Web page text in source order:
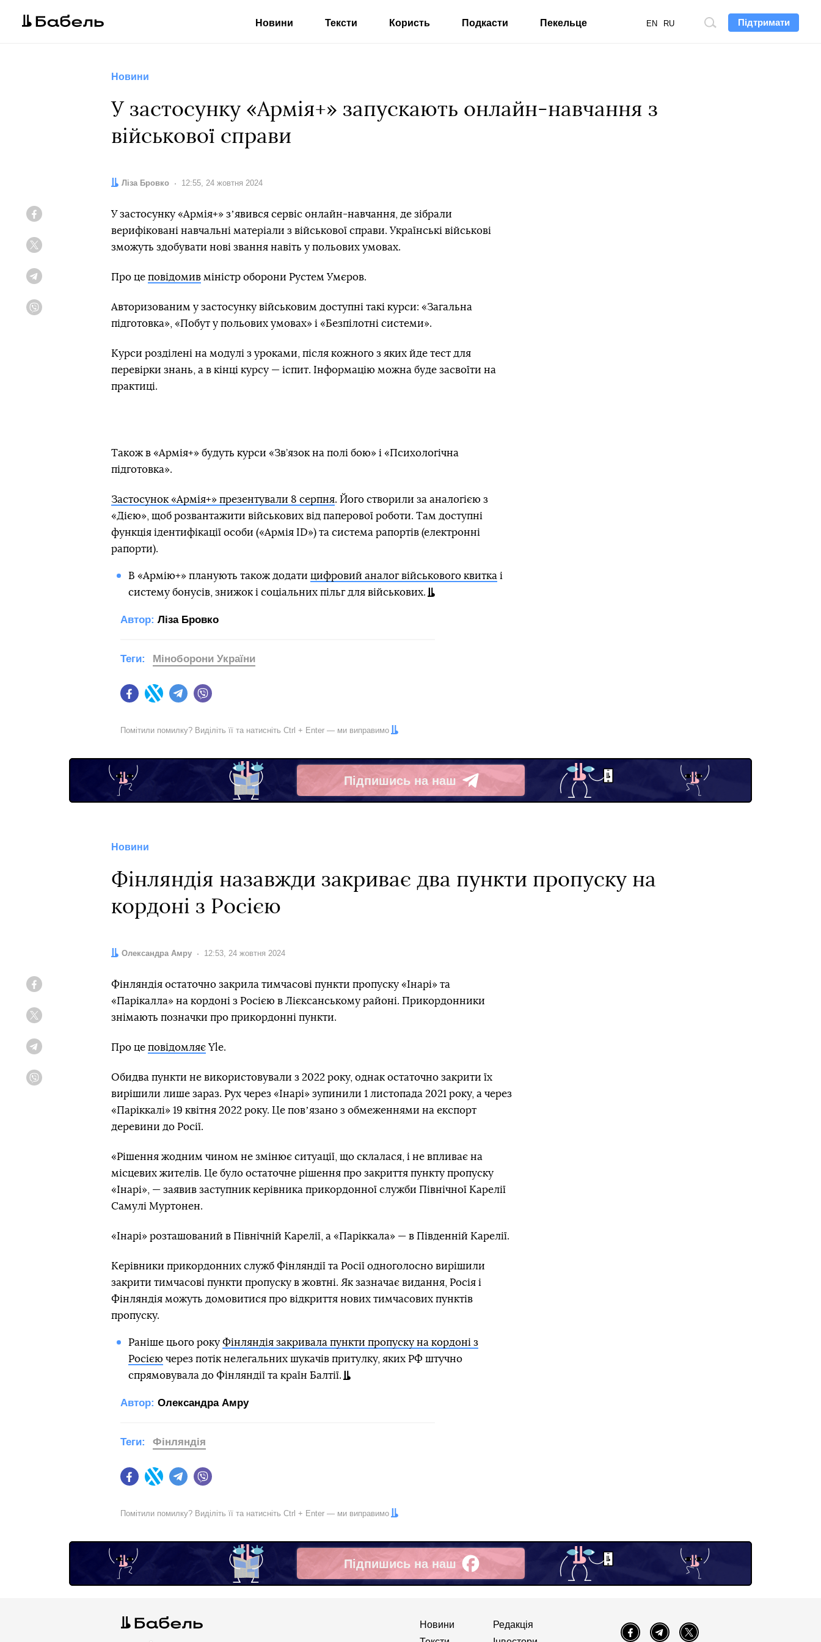
Підтримати
Пошук
EN RU
Новини Тексти Користь Подкасти Пекельце
Новини
У застосунку «Армія+» запускають онлайн-навчання з
військової справи
Автор:
Ліза Бровко Дата:
12:55, 24 жовтня 2024
У застосунку «Армія+» зʼявився сервіс онлайн-навчання, де зібрали
верифіковані навчальні матеріали з військової справи. Українські військові
зможуть здобувати нові звання навіть у польових умовах.
Про це повідомив міністр оборони Рустем Умєров.
Авторизованим у застосунку військовим доступні такі курси: «Загальна
підготовка», «Побут у польових умовах» і «Безпілотні системи».
Курси розділені на модулі з уроками, після кожного з яких йде тест для
перевірки знань, а в кінці курсу — іспит. Інформацію можна буде засвоїти на
практиці.
Також в «Армія+» будуть курси «Зв’язок на полі бою» і «Психологічна
підготовка».
Застосунок «Армія+» презентували 8 серпня. Його створили за аналогією з
«Дією», щоб розвантажити військових від паперової роботи. Там доступні
функція ідентифікації особи («Армія ID») та система рапортів (електронні
рапорти).
В «Армію+» планують також додати цифровий аналог військового квитка і
систему бонусів, знижок і соціальних пільг для військових.
Автор: Ліза Бровко
FacebookTwitter Telegram
Теги: Міноборони України
Помітили помилку? Виділіть її та натисніть Ctrl + Enter — ми виправимо
Підпишись на наш
Telegram
Новини
Фінляндія назавжди закриває два пункти пропуску на
кордоні з Росією
Автор:
Олександра Амру Дата:
12:53, 24 жовтня 2024
Фінляндія остаточно закрила тимчасові пункти пропуску «Інарі» та
«Парікалла» на кордоні з Росією в Лієксанському районі. Прикордонники
знімають позначки про прикордонні пункти.
Про це повідомляє Yle.
Обидва пункти не використовували з 2022 року, однак остаточно закрити їх
вирішили лише зараз. Рух через «Інарі» зупинили 1 листопада 2021 року, а через
«Паріккалі» 19 квітня 2022 року. Це повʼязано з обмеженнями на експорт
деревини до Росії.
«Рішення жодним чином не змінює ситуації, що склалася, і не впливає на
місцевих жителів. Це було остаточне рішення про закриття пункту пропуску
«Інарі», — заявив заступник керівника прикордонної служби Північної Карелії
Самулі Муртонен.
«Інарі» розташований в Північній Карелії, а «Паріккала» — в Південній Карелії.
Керівники прикордонних служб Фінляндії та Росії одноголосно вирішили
закрити тимчасові пункти пропуску в жовтні. Як зазначає видання, Росія і
Фінляндія можуть домовитися про відкриття нових тимчасових пунктів
пропуску.
Раніше цього року Фінляндія закривала пункти пропуску на кордоні з
Росієючерез потік нелегальних шукачів притулку, яких РФ штучно
спрямовувала до Фінляндії та країн Балтії.
Автор: Олександра Амру
FacebookTwitter Telegram
Теги: Фінляндія
Помітили помилку? Виділіть її та натисніть Ctrl + Enter — ми виправимо
Підпишись на наш
Facebook
Новини
Редакція
FacebookTelegram Twitter